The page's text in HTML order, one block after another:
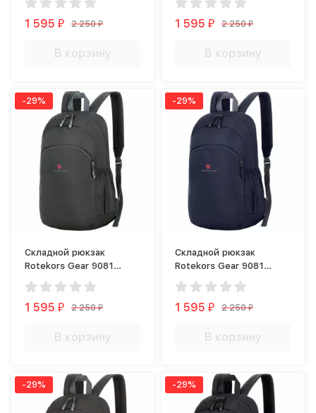
1 595₽ 2 250₽
В корзину
1 595₽ 2 250₽
В корзину
-29%
Складной рюкзак
Rotekors Gear 9081
серый
1 595₽ 2 250₽
В корзину
-29%
Складной рюкзак
Rotekors Gear 9081
синий
1 595₽ 2 250₽
В корзину
-29% -29%